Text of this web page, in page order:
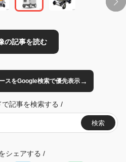
スをGoogle検索で優先表示→
記事を検索する /
検索
シェアする /